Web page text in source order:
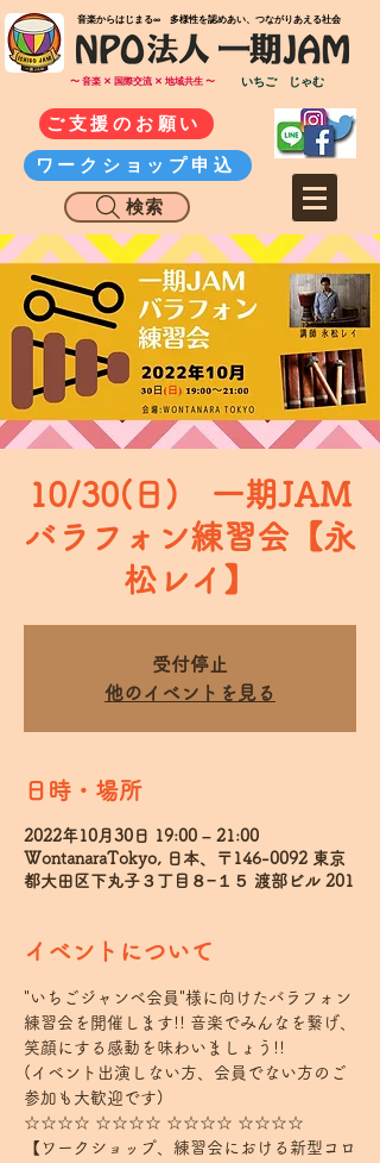
​音楽からはじまる∞ 多様性を認めあい、つながりあえる社会
〜 音楽 ✕ 国際交流 ✕ 地域共生 〜 いちご じゃむ
ご支援のお願い
ワークショップ申込
検索
10/30(日) 一期JAM
バラフォン練習会【永
松レイ】
受付停止
他のイベントを見る
日時・場所
2022年10月30日 19:00 – 21:00
WontanaraTokyo, 日本、〒146-0092 東京
都大田区下丸子３丁目８−１５ 渡部ビル 201
イベントについて
"いちごジャンベ会員"様に向けたバラフォン
練習会を開催します!! 音楽でみんなを繋げ、
笑顔にする感動を味わいましょう!!
(イベント出演しない方、会員でない方のご
参加も大歓迎です)
☆☆☆☆ ☆☆☆☆ ☆☆☆☆ ☆☆☆☆
【ワークショップ、練習会における新型コロ